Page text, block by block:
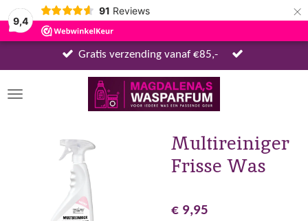
9,4
91 Reviews ×
Gratis verzending vanaf €85,-
Multireiniger
Frisse Was
€ 9,95